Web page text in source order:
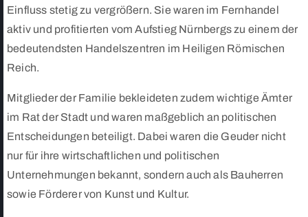
Einfluss stetig zu vergrößern. Sie waren im Fernhandel
aktiv und profitierten vom Aufstieg Nürnbergs zu einem der
bedeutendsten Handelszentren im Heiligen Römischen
Reich.
Mitglieder der Familie bekleideten zudem wichtige Ämter
im Rat der Stadt und waren maßgeblich an politischen
Entscheidungen beteiligt. Dabei waren die Geuder nicht
nur für ihre wirtschaftlichen und politischen
Unternehmungen bekannt, sondern auch als Bauherren
sowie Förderer von Kunst und Kultur.